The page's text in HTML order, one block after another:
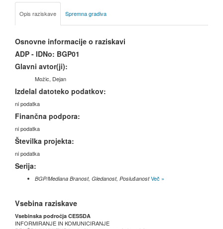
Opis raziskave Spremna gradiva
Osnovne informacije o raziskavi
ADP - IDNo: BGP01
Glavni avtor(ji):
Možic, Dejan
Izdelal datoteko podatkov:
ni podatka
Finančna podpora:
ni podatka
Številka projekta:
ni podatka
Serija:
BGP/Mediana Branost, Gledanost, Poslušanost Več »
Vsebina raziskave
Vsebinska področja CESSDA
INFORMIRANJE IN KOMUNICIRANJE